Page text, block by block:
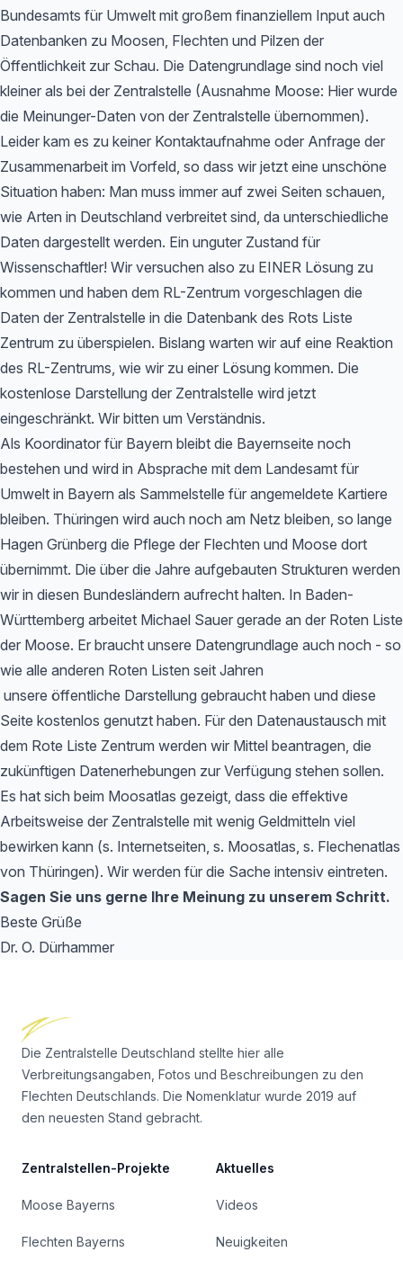
Bundesamts für Umwelt mit großem finanziellem Input auch
Datenbanken zu Moosen, Flechten und Pilzen der
Öffentlichkeit zur Schau. Die Datengrundlage sind noch viel
kleiner als bei der Zentralstelle (Ausnahme Moose: Hier wurde
die Meinunger-Daten von der Zentralstelle übernommen).
Leider kam es zu keiner Kontaktaufnahme oder Anfrage der
Zusammenarbeit im Vorfeld, so dass wir jetzt eine unschöne
Situation haben: Man muss immer auf zwei Seiten schauen,
wie Arten in Deutschland verbreitet sind, da unterschiedliche
Daten dargestellt werden. Ein unguter Zustand für
Wissenschaftler! Wir versuchen also zu EINER Lösung zu
kommen und haben dem RL-Zentrum vorgeschlagen die
Daten der Zentralstelle in die Datenbank des Rots Liste
Zentrum zu überspielen. Bislang warten wir auf eine Reaktion
des RL-Zentrums, wie wir zu einer Lösung kommen. Die
kostenlose Darstellung der Zentralstelle wird jetzt
eingeschränkt. Wir bitten um Verständnis.
Als Koordinator für Bayern bleibt die Bayernseite noch
bestehen und wird in Absprache mit dem Landesamt für
Umwelt in Bayern als Sammelstelle für angemeldete Kartiere
bleiben. Thüringen wird auch noch am Netz bleiben, so lange
Hagen Grünberg die Pflege der Flechten und Moose dort
übernimmt. Die über die Jahre aufgebauten Strukturen werden
wir in diesen Bundesländern aufrecht halten. In Baden-
Württemberg arbeitet Michael Sauer gerade an der Roten Liste
der Moose. Er braucht unsere Datengrundlage auch noch - so
wie alle anderen Roten Listen seit Jahren
unsere öffentliche Darstellung gebraucht haben und diese
Seite kostenlos genutzt haben. Für den Datenaustausch mit
dem Rote Liste Zentrum werden wir Mittel beantragen, die
zukünftigen Datenerhebungen zur Verfügung stehen sollen.
Es hat sich beim Moosatlas gezeigt, dass die effektive
Arbeitsweise der Zentralstelle mit wenig Geldmitteln viel
bewirken kann (s. Internetseiten, s. Moosatlas, s. Flechenatlas
von Thüringen). Wir werden für die Sache intensiv eintreten.
Sagen Sie uns gerne Ihre Meinung zu unserem Schritt.
Beste Grüße
Dr. O. Dürhammer
Die Zentralstelle Deutschland stellte hier alle
Verbreitungsangaben, Fotos und Beschreibungen zu den
Flechten Deutschlands. Die Nomenklatur wurde 2019 auf
den neuesten Stand gebracht.
Zentralstellen-Projekte
Moose Bayerns
Flechten Bayerns
Aktuelles
Videos
Neuigkeiten